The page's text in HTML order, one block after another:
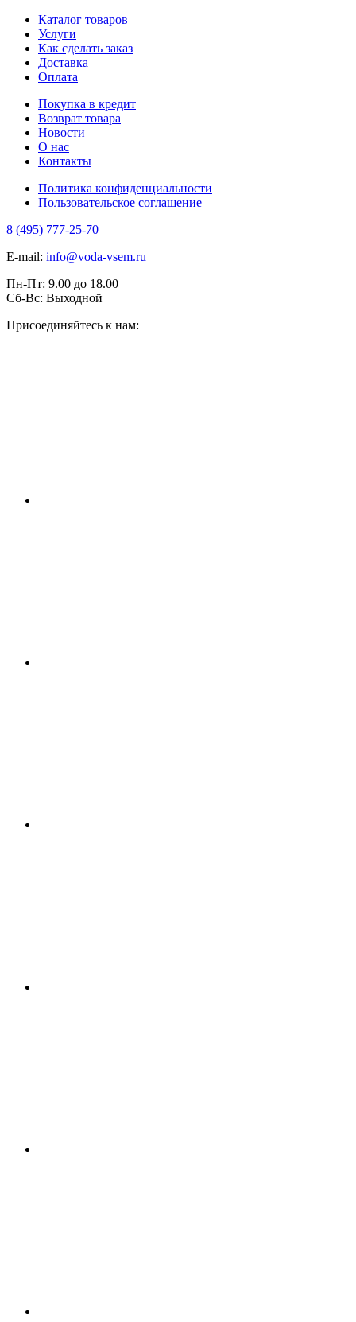
Каталог товаров
Услуги
Как сделать заказ
Доставка
Оплата
Покупка в кредит
Возврат товара
Новости
О нас
Контакты
Политика конфиденциальности
Пользовательское соглашение
8 (495) 777-25-70
E-mail: info@voda-vsem.ru
Пн-Пт: 9.00 до 18.00
Сб-Вс: Выходной
Присоединяйтесь к нам: